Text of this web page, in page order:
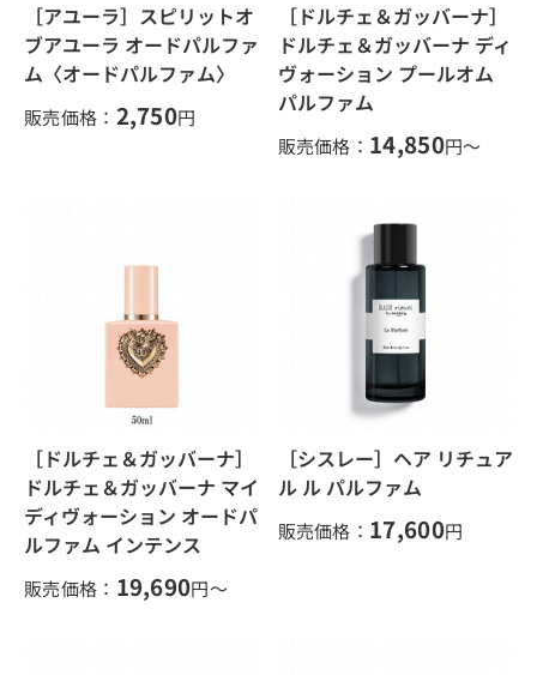
［アユーラ］スピリットオ
ブアユーラ オードパルファ
ム〈オードパルファム〉
販売価格： 2,750円
［ドルチェ＆ガッバーナ］
ドルチェ＆ガッバーナ ディ
ヴォーション プールオム
パルファム
販売価格： 14,850円～
［ドルチェ＆ガッバーナ］
ドルチェ＆ガッバーナ マイ
ディヴォーション オードパ
ルファム インテンス
販売価格： 19,690円～
［シスレー］ヘア リチュア
ル ル パルファム
販売価格： 17,600円